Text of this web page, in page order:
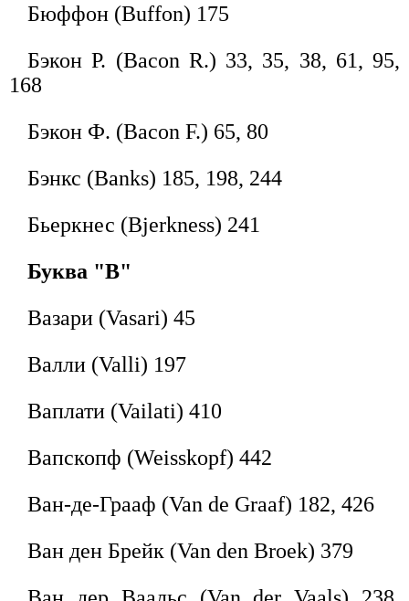
Бюффон (Buffon) 175
Бэкон P. (Bacon R.) 33, 35, 38, 61, 95,
168
Бэкон Ф. (Bacon F.) 65, 80
Бэнкс (Banks) 185, 198, 244
Бьеркнес (Bjerkness) 241
Буква "В"
Вазари (Vasari) 45
Валли (Valli) 197
Ваплати (Vailati) 410
Вапскопф (Weisskopf) 442
Ван-де-Грааф (Van de Graaf) 182, 426
Ван ден Брейк (Van den Broek) 379